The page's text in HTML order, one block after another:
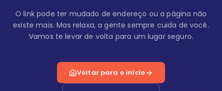
O link pode ter mudado de endereço ou a página não
existe mais. Mas relaxa, a gente sempre cuida de você.
Vamos te levar de volta para um lugar seguro.
Voltar para o início